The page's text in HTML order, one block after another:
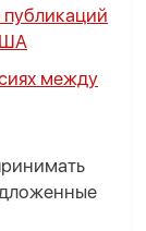
между